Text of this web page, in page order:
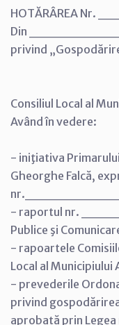
HOTĂRÂREA Nr.
Din
privind
Consiliul Local al
Având în vedere:
- iniţiativa
Gheorghe Falcă,
- raportul nr.
Publice şi
- rapoartele
Local al Municipiului
- prevederile
privind
aprobată prin